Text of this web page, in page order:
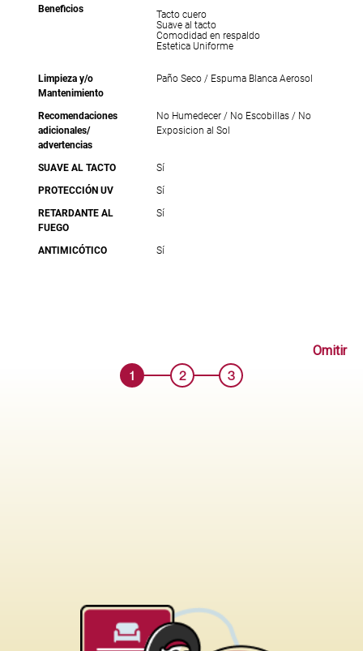
Beneficios
Tacto cuero
Suave al tacto
Comodidad en respaldo
Estetica Uniforme
Limpieza y/o
Mantenimiento
Paño Seco / Espuma Blanca Aerosol
Recomendaciones
adicionales/
advertencias
No Humedecer / No Escobillas / No
Exposicion al Sol
SUAVE AL TACTO
Sí
PROTECCIÓN UV
Sí
RETARDANTE AL
FUEGO
Sí
ANTIMICÓTICO Sí